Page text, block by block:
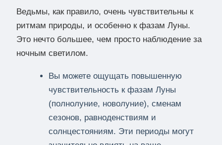
Ведьмы, как правило, очень чувствительны к
ритмам природы, и особенно к фазам Луны.
Это нечто большее, чем просто наблюдение за
ночным светилом.
Вы можете ощущать повышенную
чувствительность к фазам Луны
(полнолуние, новолуние), сменам
сезонов, равноденствиям и
солнцестояниям. Эти периоды могут